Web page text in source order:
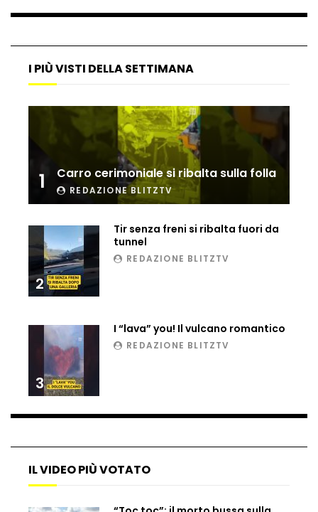
I PIÙ VISTI DELLA SETTIMANA
1 Carro cerimoniale si ribalta sulla folla
REDAZIONE BLITZTV
2
Tir senza freni si ribalta fuori da
tunnel
REDAZIONE BLITZTV
3
I “lava” you! Il vulcano romantico
REDAZIONE BLITZTV
IL VIDEO PIÙ VOTATO